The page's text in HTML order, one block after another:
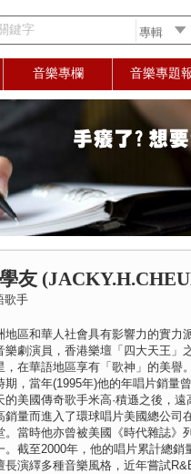
鍵字
音樂專欄 音樂專題
友
歌手
地區和華人社會具有影響力的實力
樂劇演員，香港樂壇「四大天王」
，在華語地區享有「歌神」的美譽
期，當年(1995年)他的年唱片銷量
的美國傳奇歌手米高·積遜之後，
銷量而進入了環球唱片美國總公司
。當時他亦曾被美國《時代雜誌》
。截至2000年，他的唱片累計總銷
長演繹多種音樂風格，近年嘗試